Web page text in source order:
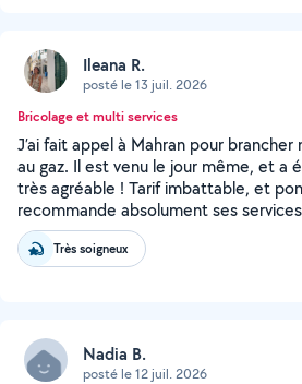
Ileana R.
posté le 13 juil. 2026
Bricolage et multi services
J’ai fait appel à Mahran pour
au gaz. Il est venu le jour même, et a
très agréable ! Tarif imbattable, et
recommande absolument ses
Très soigneux
Nadia B.
posté le 12 juil. 2026